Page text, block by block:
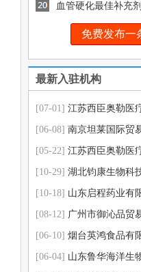
[图] 血管硬化最佳补充
免费发布一
最新入驻机构
[07-01] 江苏西臣奥勒医
[06-08] 南京坦莱国际贸
[05-22] 江苏西臣奥勒医
[10-29] 湖北钧康生物科
[10-18] 山东启程药业有
[08-12] 广州市御沁品贸
[06-10] 烟台英鸿食品有
[06-04] 山东鲁华海洋生